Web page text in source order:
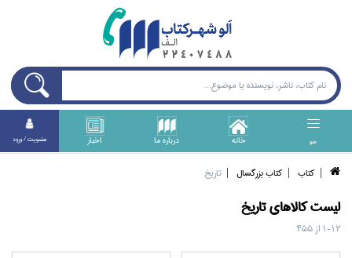
منو خانه درباره ما اخبار عضويت / ورود
كتاب كتاب بزرگسال تاريخ
ليست کالا‌هايتاريخ
1-12 از455